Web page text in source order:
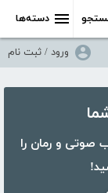
دسته‌ها
ورود / ثبت نام
از ۵۰،۰۰۰ کتاب، کتاب صوتی و رمان را